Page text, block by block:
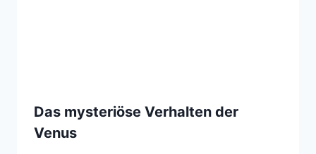
Das mysteriöse Verhalten der
Venus